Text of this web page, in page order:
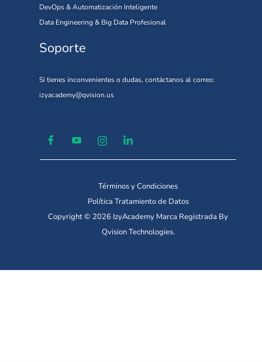
DevOps & Automatización Inteligente
Data Engineering & Big Data Profesional
Soporte
Si tienes inconvenientes o dudas, contáctanos al correo:
izyacademy@qvision.us
Términos y Condiciones
Política Tratamiento de Datos
Copyright © 2026 IzyAcademy Marca Registrada By
Qvision Technologies.